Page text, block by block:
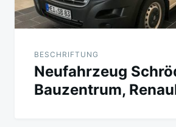
BESCHRIFTUNG
Neufahrzeug
Bauzentrum,